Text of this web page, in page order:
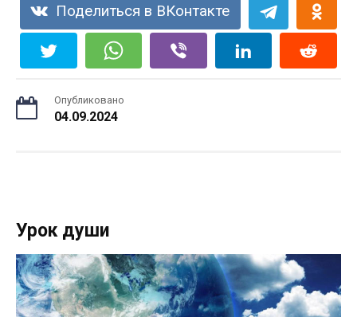
Поделиться в ВКонтакте
Опубликовано
04.09.2024
Урок души